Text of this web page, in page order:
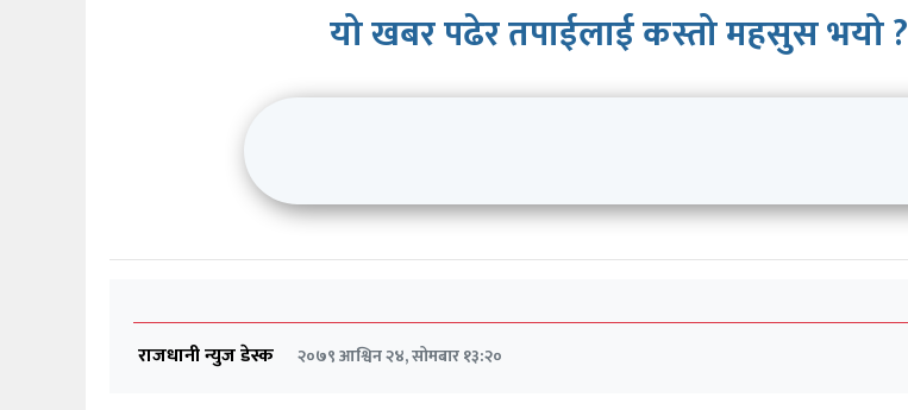
यो खबर पढेर तपाईलाई कस्तो महसुस भयो ?
राजधानी न्युज डेस्क २०७९ आश्विन २४, सोमबार १३:२०